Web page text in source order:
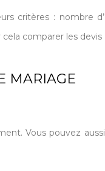
critères : nombre
comparer les devis
MARIAGE
Vous pouvez